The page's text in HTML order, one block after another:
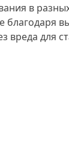
в
для